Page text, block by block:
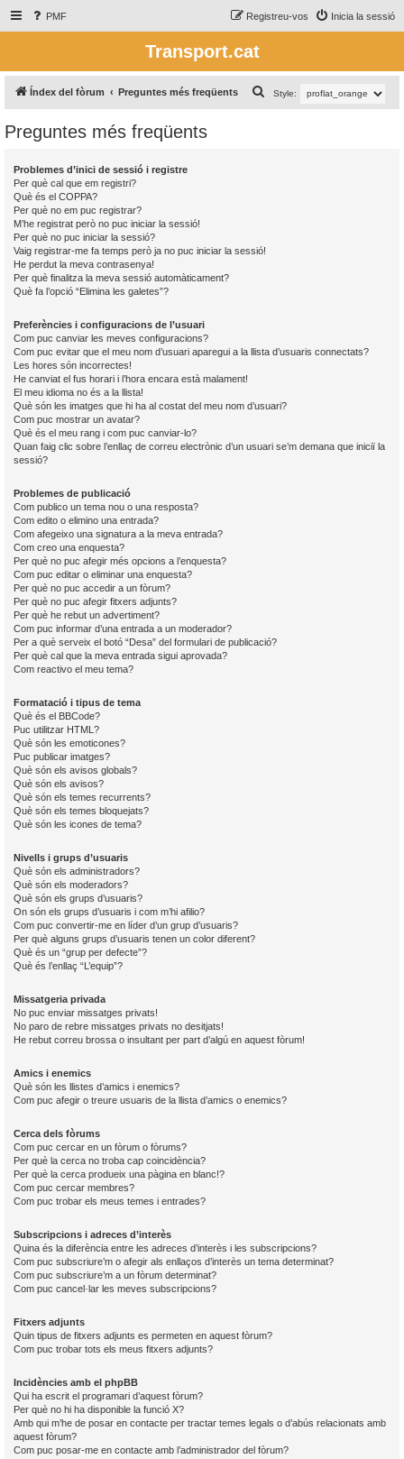
PMF Inicia la sessió
Registreu-vos
Transport.cat
Índex del fòrum Preguntes més freqüents Style:
e
Preguntes més freqüents
Problemes d’inici de sessió i registre
Per què cal que em registri?
Què és el COPPA?
Per què no em puc registrar?
M’he registrat però no puc iniciar la sessió!
Per què no puc iniciar la sessió?
Vaig registrar-me fa temps però ja no puc iniciar la sessió!
He perdut la meva contrasenya!
Per què finalitza la meva sessió automàticament?
Què fa l’opció “Elimina les galetes”?
Preferències i configuracions de l’usuari
Com puc canviar les meves configuracions?
Com puc evitar que el meu nom d’usuari aparegui a la llista d’usuaris connectats?
Les hores són incorrectes!
He canviat el fus horari i l’hora encara està malament!
El meu idioma no és a la llista!
Què són les imatges que hi ha al costat del meu nom d’usuari?
Com puc mostrar un avatar?
Què és el meu rang i com puc canviar-lo?
Quan faig clic sobre l’enllaç de correu electrònic d’un usuari se’m demana que iniciï la
sessió?
Problemes de publicació
Com publico un tema nou o una resposta?
Com edito o elimino una entrada?
Com afegeixo una signatura a la meva entrada?
Com creo una enquesta?
Per què no puc afegir més opcions a l’enquesta?
Com puc editar o eliminar una enquesta?
Per què no puc accedir a un fòrum?
Per què no puc afegir fitxers adjunts?
Per què he rebut un advertiment?
Com puc informar d’una entrada a un moderador?
Per a què serveix el botó “Desa” del formulari de publicació?
Per què cal que la meva entrada sigui aprovada?
Com reactivo el meu tema?
Formatació i tipus de tema
Què és el BBCode?
Puc utilitzar HTML?
Què són les emoticones?
Puc publicar imatges?
Què són els avisos globals?
Què són els avisos?
Què són els temes recurrents?
Què són els temes bloquejats?
Què són les icones de tema?
Nivells i grups d’usuaris
Què són els administradors?
Què són els moderadors?
Què són els grups d’usuaris?
On són els grups d’usuaris i com m’hi afilio?
Com puc convertir-me en líder d’un grup d’usuaris?
Per què alguns grups d’usuaris tenen un color diferent?
Què és un “grup per defecte”?
Què és l’enllaç “L’equip”?
Missatgeria privada
No puc enviar missatges privats!
No paro de rebre missatges privats no desitjats!
He rebut correu brossa o insultant per part d’algú en aquest fòrum!
Amics i enemics
Què són les llistes d’amics i enemics?
Com puc afegir o treure usuaris de la llista d’amics o enemics?
Cerca dels fòrums
Com puc cercar en un fòrum o fòrums?
Per què la cerca no troba cap coincidència?
Per què la cerca produeix una pàgina en blanc!?
Com puc cercar membres?
Com puc trobar els meus temes i entrades?
Subscripcions i adreces d’interès
Quina és la diferència entre les adreces d’interès i les subscripcions?
Com puc subscriure’m o afegir als enllaços d’interès un tema determinat?
Com puc subscriure’m a un fòrum determinat?
Com puc cancel·lar les meves subscripcions?
Fitxers adjunts
Quin tipus de fitxers adjunts es permeten en aquest fòrum?
Com puc trobar tots els meus fitxers adjunts?
Incidències amb el phpBB
Qui ha escrit el programari d’aquest fòrum?
Per què no hi ha disponible la funció X?
Amb qui m’he de posar en contacte per tractar temes legals o d’abús relacionats amb
aquest fòrum?
Com puc posar-me en contacte amb l’administrador del fòrum?